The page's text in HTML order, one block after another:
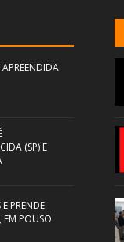
(SP) E
PRENDE
POUSO